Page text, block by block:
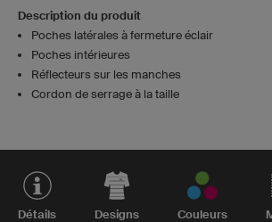
Description du produit
Poches latérales à fermeture éclair
Poches intérieures
Réflecteurs sur les manches
Cordon de serrage à la taille
Détails Designs Couleurs